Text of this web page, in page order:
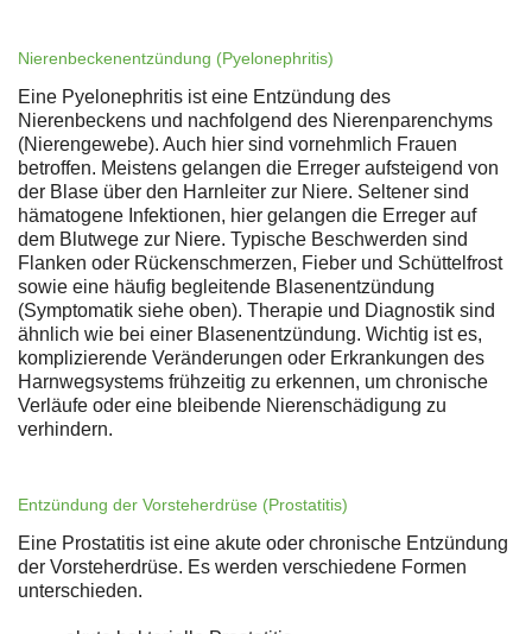
Nierenbeckenentzündung (Pyelonephritis)
Eine Pyelonephritis ist eine Entzündung des
Nierenbeckens und nachfolgend des Nierenparenchyms
(Nierengewebe). Auch hier sind vornehmlich Frauen
betroffen. Meistens gelangen die Erreger aufsteigend von
der Blase über den Harnleiter zur Niere. Seltener sind
hämatogene Infektionen, hier gelangen die Erreger auf
dem Blutwege zur Niere. Typische Beschwerden sind
Flanken oder Rückenschmerzen, Fieber und Schüttelfrost
sowie eine häufig begleitende Blasenentzündung
(Symptomatik siehe oben). Therapie und Diagnostik sind
ähnlich wie bei einer Blasenentzündung. Wichtig ist es,
komplizierende Veränderungen oder Erkrankungen des
Harnwegsystems frühzeitig zu erkennen, um chronische
Verläufe oder eine bleibende Nierenschädigung zu
verhindern.
Entzündung der Vorsteherdrüse (Prostatitis)
Eine Prostatitis ist eine akute oder chronische Entzündung
der Vorsteherdrüse. Es werden verschiedene Formen
unterschieden.